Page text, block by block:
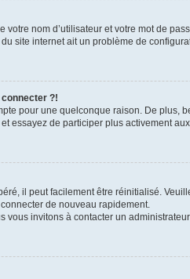
nom d’utilisateur et votre mot de
site internet ait un problème de
?!
pour une quelconque raison. De
essayez de participer plus activement
il peut facilement être réinitialisé.
de nouveau rapidement.
invitons à contacter un administrateur